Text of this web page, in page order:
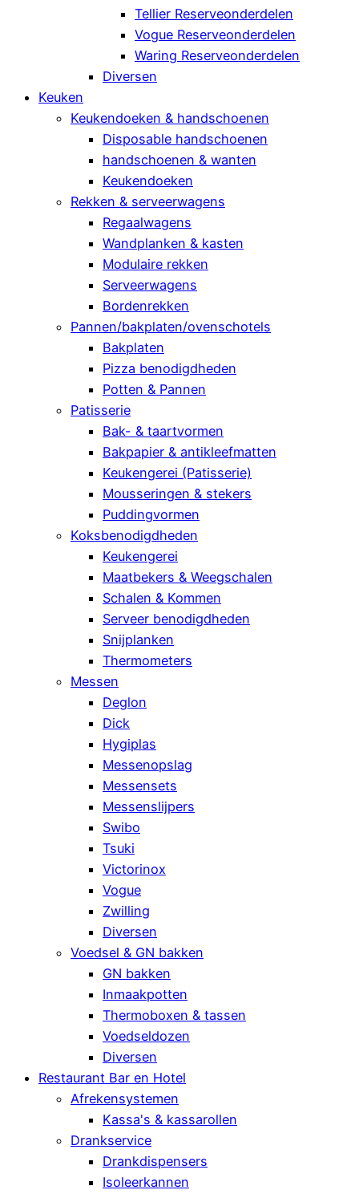
Tellier Reserveonderdelen
Vogue Reserveonderdelen
Waring Reserveonderdelen
Diversen
Keuken
Keukendoeken & handschoenen
Disposable handschoenen
handschoenen & wanten
Keukendoeken
Rekken & serveerwagens
Regaalwagens
Wandplanken & kasten
Modulaire rekken
Serveerwagens
Bordenrekken
Pannen/bakplaten/ovenschotels
Bakplaten
Pizza benodigdheden
Potten & Pannen
Patisserie
Bak- & taartvormen
Bakpapier & antikleefmatten
Keukengerei (Patisserie)
Mousseringen & stekers
Puddingvormen
Koksbenodigdheden
Keukengerei
Maatbekers & Weegschalen
Schalen & Kommen
Serveer benodigdheden
Snijplanken
Thermometers
Messen
Deglon
Dick
Hygiplas
Messenopslag
Messensets
Messenslijpers
Swibo
Tsuki
Victorinox
Vogue
Zwilling
Diversen
Voedsel & GN bakken
GN bakken
Inmaakpotten
Thermoboxen & tassen
Voedseldozen
Diversen
Restaurant Bar en Hotel
Afrekensystemen
Kassa's & kassarollen
Drankservice
Drankdispensers
Isoleerkannen